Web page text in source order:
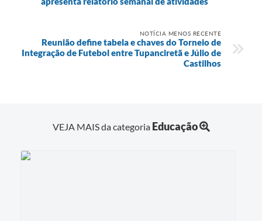
NOTÍCIA MENOS RECENTE
Reunião define tabela e chaves do Torneio de
Integração de Futebol entre Tupanciretã e Júlio de
Castilhos
VEJA MAIS da categoria Educação